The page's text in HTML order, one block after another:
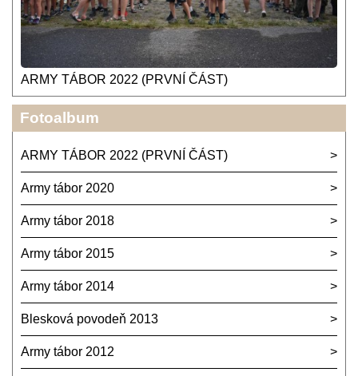
ARMY TÁBOR 2022 (PRVNÍ ČÁST)
Fotoalbum
ARMY TÁBOR 2022 (PRVNÍ ČÁST)
Army tábor 2020
Army tábor 2018
Army tábor 2015
Army tábor 2014
Blesková povodeň 2013
Army tábor 2012